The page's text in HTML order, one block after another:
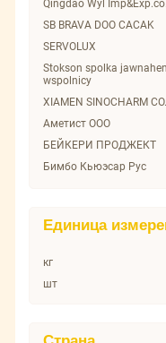
Triumph
VICI
WE FRY
Атлантис
Вязанка
Горячая Штучка
Зареченские продукты
Командорский
Морозко
Мясная грамота
Qingdao Wyl
SB BRAVA DOO CACAK
SERVOLUX
Stokson spolka
wspolnicy
XIAMEN SINOCHARM
Аметист ООО
БЕЙКЕРИ ПРОДЖЕКТ
Бимбо Кьюэсар Рус
Водный мир
Зареченские продукты
Единица
кг
шт